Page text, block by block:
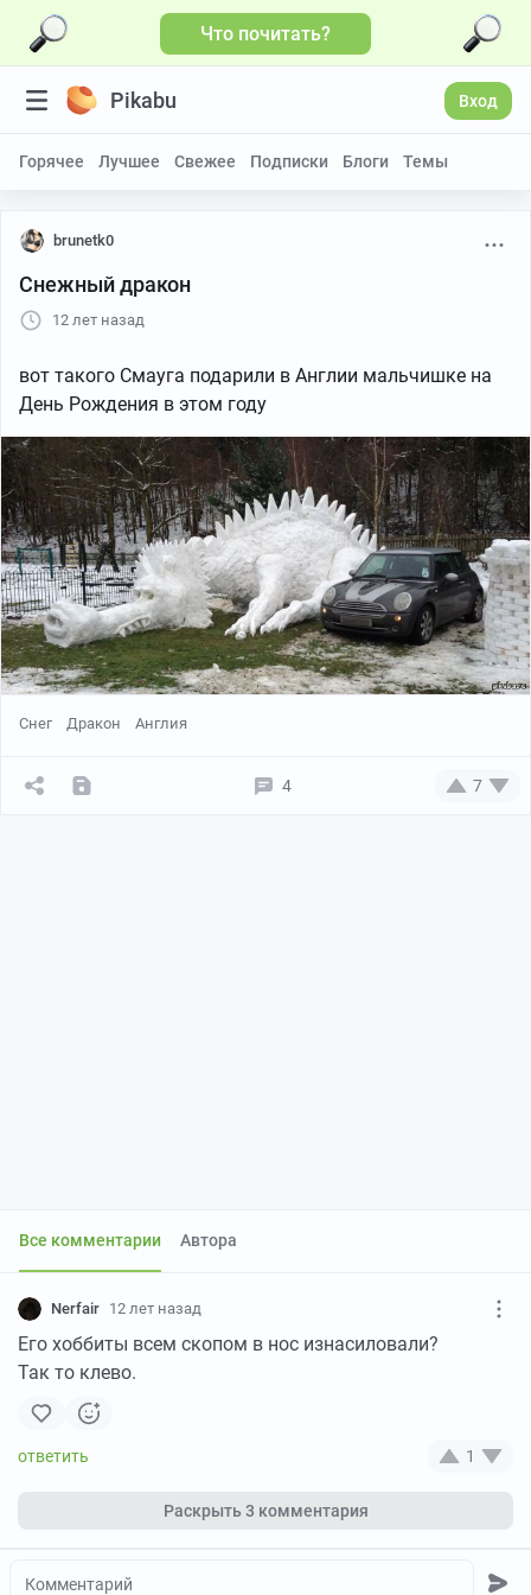
Что почитать?
Pikabu Вход
Горячее Лучшее Свежее Подписки Блоги Темы
brunetk0
Снежный дракон
12 лет назад
вот такого Смауга подарили в Англии мальчишке на
День Рождения в этом году
Снег Дракон Англия
4 7
Все комментарии Автора
Nerfair 12 лет назад
Его хоббиты всем скопом в нос изнасиловали?
Так то клево.
1
Раскрыть3 комментария